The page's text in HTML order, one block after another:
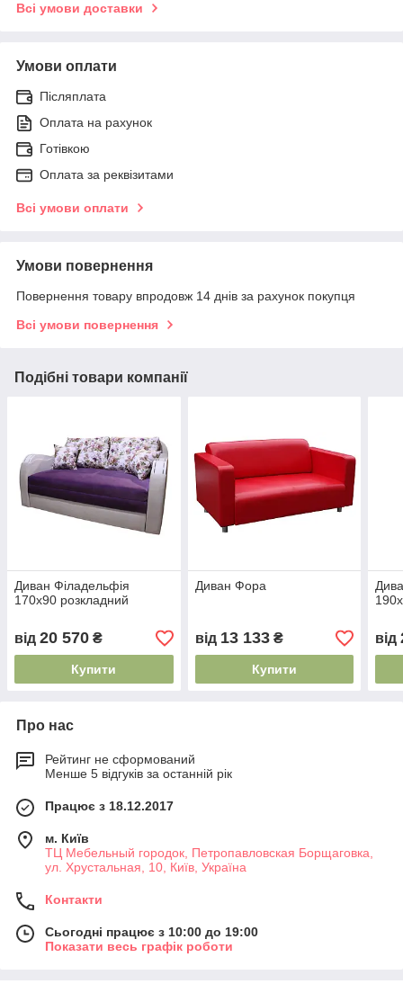
Всі умови доставки
Умови оплати
Післяплата
Оплата на рахунок
Готівкою
Оплата за реквізитами
Всі умови оплати
Умови повернення
Повернення товару впродовж 14 днів за рахунок покупця
Всі умови повернення
Подібні товари компанії
Диван Філадельфія
170х90 розкладний
від 20 570 ₴
Купити
Диван Фора
від 13 133₴
Купити
від
Про нас
Рейтинг не сформований
Менше 5 відгуків за останній рік
Працює з 18.12.2017
м. Київ
ТЦ Мебельный городок, Петропавловская Борщаговка,
ул. Хрустальная, 10, Київ, Україна
Контакти
Сьогодні працює з 10:00 до 19:00
Показати весь графік роботи